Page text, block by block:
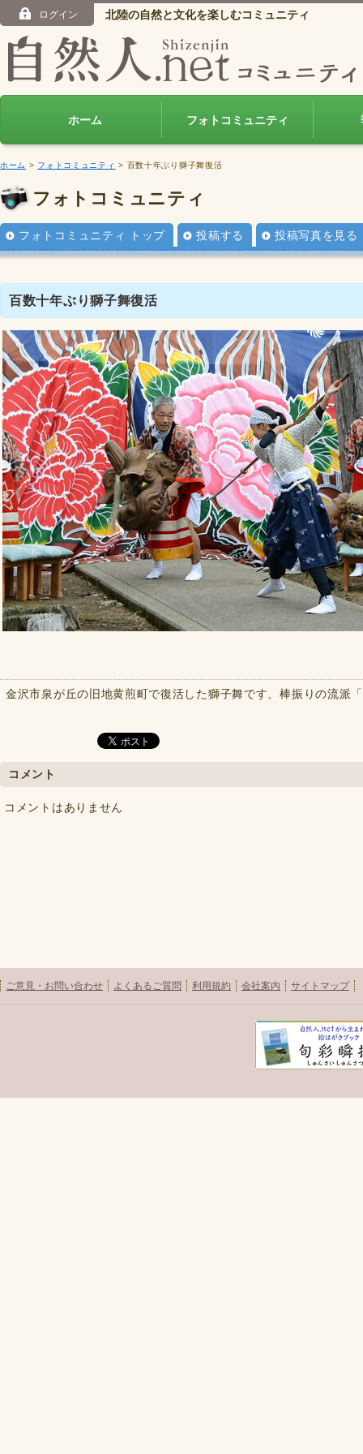
ログイン 北陸の自然と文化を楽しむコミュニティ
ホーム フォトコミュニティ
ホーム > フォトコミュニティ > 百数十年ぶり獅子舞復活
フォトコミュニティ
フォトコミュニティ トップ 投稿する 投稿写真を見る
百数十年ぶり獅子舞復活
金沢市泉が丘の旧地黄煎町で復活した獅子舞です、棒振りの流派
コメント
コメントはありません
ご意見・お問い合わせ よくあるご質問 利用規約 会社案内 サイトマップ